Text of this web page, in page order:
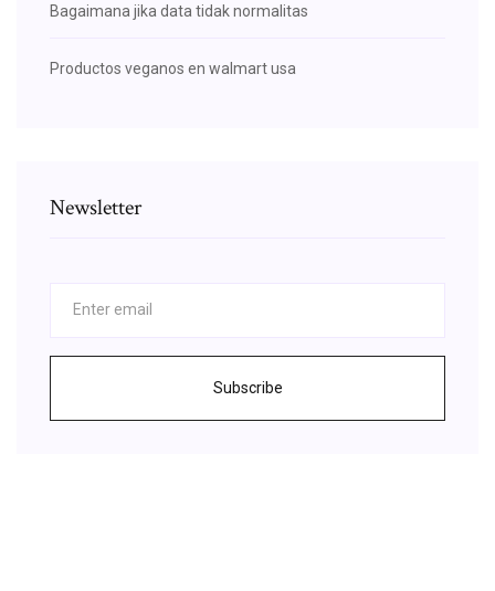
Bagaimana jika data tidak normalitas
Productos veganos en walmart usa
Newsletter
Subscribe